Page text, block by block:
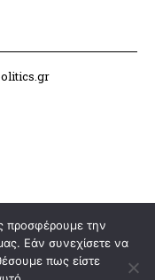
προσφέρουμε την
Εάν συνεχίσετε να
πως είστε